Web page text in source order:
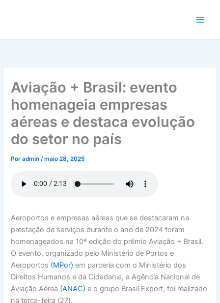
conteúdo
Aviação + Brasil: evento
homenageia empresas
aéreas e destaca evolução
do setor no país
Poradmin/maio 28, 2025
Aeroportos e empresas aéreas que se destacaram na
prestação de serviços durante o ano de 2024 foram
homenageados na 10ª edição do prêmio Aviação + Brasil.
O evento, organizado pelo Ministério de Portos e
Aeroportos (MPor) em parceria com o Ministério dos
Direitos Humanos e da Cidadania, a Agência Nacional de
Aviação Aérea (ANAC) e o grupo Brasil Export, foi realizado
na terça-feira (27).